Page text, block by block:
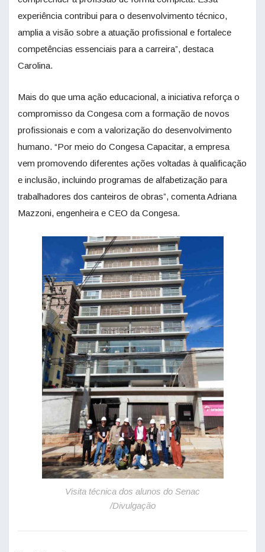
experiência contribui para o desenvolvimento técnico,
amplia a visão sobre a atuação profissional e fortalece
competências essenciais para a carreira”, destaca
Carolina.
Mais do que uma ação educacional, a iniciativa reforça o
compromisso da Congesa com a formação de novos
profissionais e com a valorização do desenvolvimento
humano. “Por meio do Congesa Capacitar, a empresa
vem promovendo diferentes ações voltadas à qualificação
e inclusão, incluindo programas de alfabetização para
trabalhadores dos canteiros de obras”, comenta Adriana
Mazzoni, engenheira e CEO da Congesa.
Visita técnica dos alunos do Senac
/Divulgação